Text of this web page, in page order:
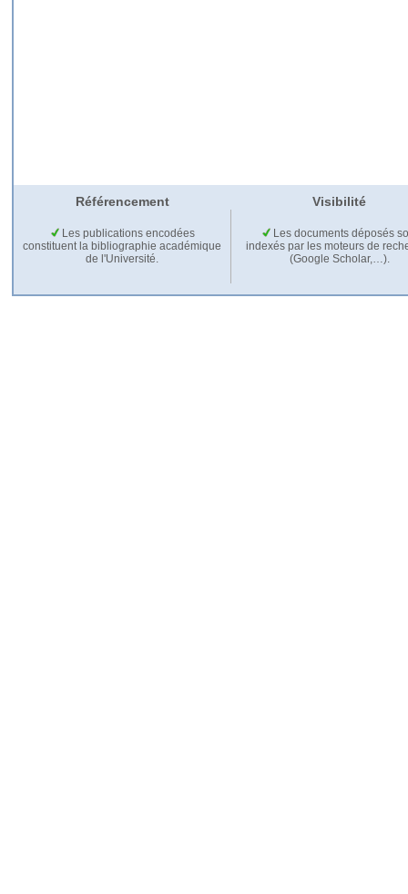
Référencement Visibilité
Les publications encodées
constituent la bibliographie académique
de l'Université.
Les documents déposés
indexés par les moteurs de
(Google Scholar,…).